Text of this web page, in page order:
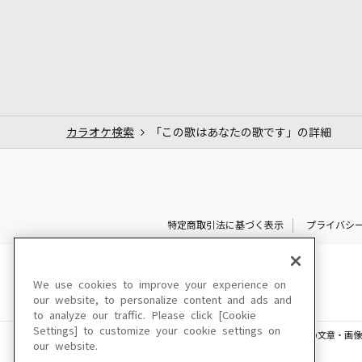
カラオケ検索 「この歌はあなたの歌です」の詳細
特定商取引法に基づく表示 プライバシ
このサイトに掲載されている一切の文章・画
We use cookies to improve your experience on
our website, to personalize content and ads and
to analyze our traffic. Please click [Cookie
Settings] to customize your cookie settings on
our website.